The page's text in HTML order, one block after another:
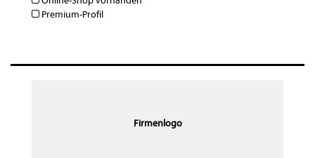
Premium-Profil
Firmenlogo